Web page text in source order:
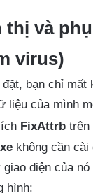
thị và
virus)
bạn chỉ
liệu của mình
FixAttrb trên
không cần
giao diện của
hình: